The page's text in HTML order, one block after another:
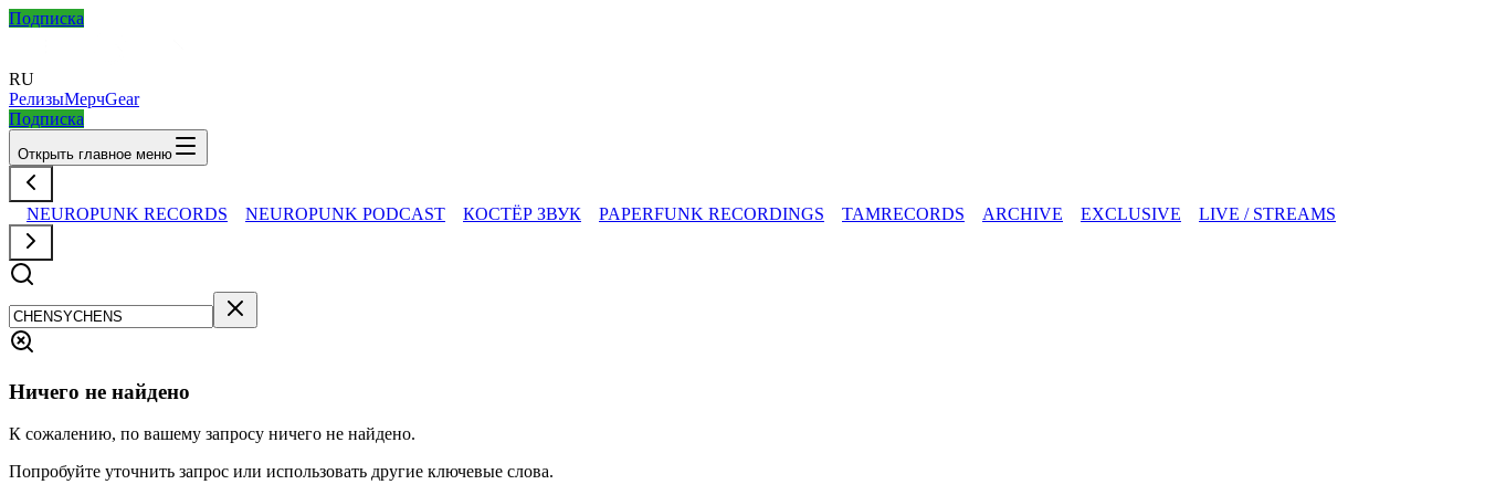
Подписка
RU
РелизыМерчGear
Подписка
Открыть главное меню
NEUROPUNK RECORDS NEUROPUNK PODCAST КОСТЁР ЗВУК PAPERFUNK RECORDINGS TAMRECORDS ARCHIVE EXCLUSIVE LIVE / STREAMS
Ничего не найдено
К сожалению, по вашему запросу ничего не найдено.
Попробуйте уточнить запрос или использовать другие ключевые слова.